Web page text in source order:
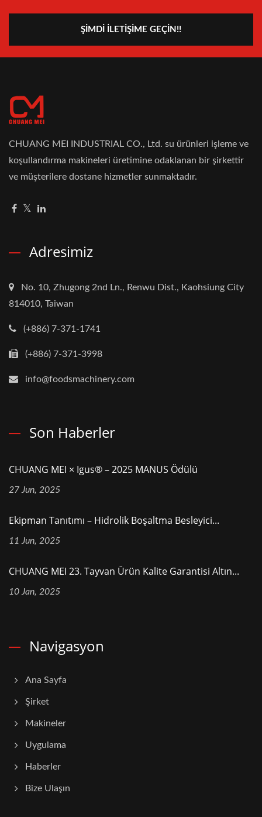
ŞIMDI İLETIŞIME GEÇIN!!
CHUANG MEI INDUSTRIAL CO., Ltd. su ürünleri işleme ve
koşullandırma makineleri üretimine odaklanan bir şirkettir
ve müşterilere dostane hizmetler sunmaktadır.
Adresimiz
No. 10, Zhugong 2nd Ln., Renwu Dist., Kaohsiung City
814010, Taiwan
(+886) 7-371-1741
(+886) 7-371-3998
info@foodsmachinery.com
Son Haberler
CHUANG MEI × Igus® – 2025 MANUS Ödülü
27 Jun, 2025
Ekipman Tanıtımı – Hidrolik Boşaltma Besleyici...
11 Jun, 2025
CHUANG MEI 23. Tayvan Ürün Kalite Garantisi Altın...
10 Jan, 2025
Navigasyon
Ana Sayfa
Şirket
Makineler
Uygulama
Haberler
Bize Ulaşın